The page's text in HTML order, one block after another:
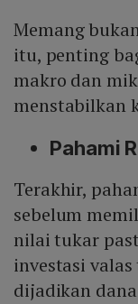
Memang
itu, penting
makro dan
menstabilkan
Pahami
Terakhir,
sebelum
nilai tukar
investasi
dijadikan